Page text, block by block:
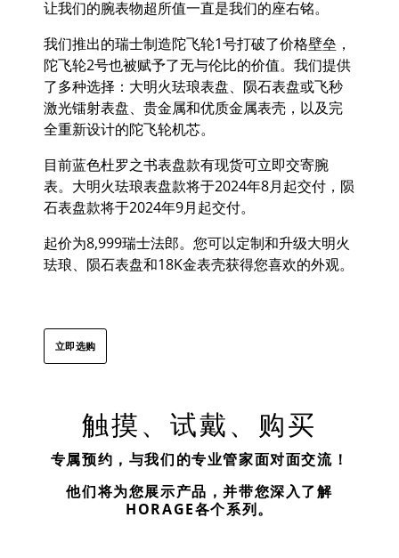
让我们的腕表物超所值一直是我们的座右铭。
我们推出的瑞士制造陀飞轮1号打破了价格壁垒，
陀飞轮2号也被赋予了无与伦比的价值。我们提供
了多种选择：大明火珐琅表盘、陨石表盘或飞秒
激光镭射表盘、贵金属和优质金属表壳，以及完
全重新设计的陀飞轮机芯。
目前蓝色杜罗之书表盘款有现货可立即交寄腕
表。大明火珐琅表盘款将于2024年8月起交付，陨
石表盘款将于2024年9月起交付。
起价为8,999瑞士法郎。您可以定制和升级大明火
珐琅、陨石表盘和18K金表壳获得您喜欢的外观。
立即选购
触摸、试戴、购买
专属预约，与我们的专业管家面对面交流！
他们将为您展示产品，并带您深入了解
HORAGE各个系列。